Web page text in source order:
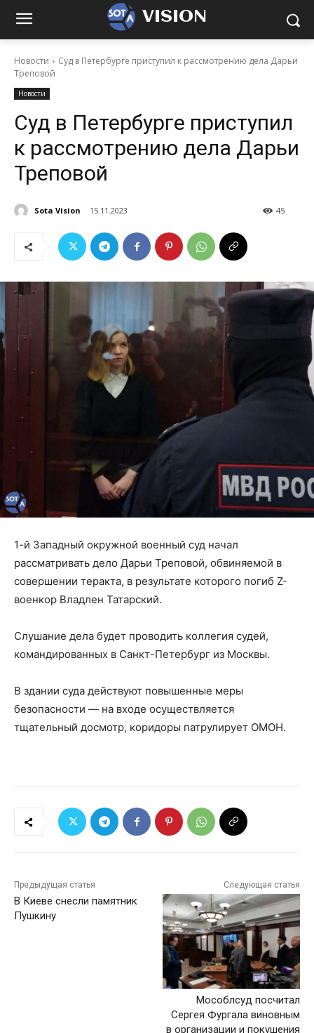
VISION
Новости
Суд в Петербурге приступил к рассмотрению дела Дарьи
Треповой
Новости
Суд в Петербурге приступил
к рассмотрению дела Дарьи
Треповой
Sota Vision 15.11.2023 45
1-й Западный окружной военный суд начал
рассматривать дело Дарьи Треповой, обвиняемой в
совершении теракта, в результате которого погиб Z-
военкор Владлен Татарский.
Слушание дела будет проводить коллегия судей,
командированных в Санкт-Петербург из Москвы.
В здании суда действуют повышенные меры
безопасности — на входе осуществляется
тщательный досмотр, коридоры патрулирует ОМОН.
Предыдущая статья
В Киеве снесли памятник
Пушкину
Следующая статья
Мособлсуд посчитал
Сергея Фургала виновным
в организации и покушения